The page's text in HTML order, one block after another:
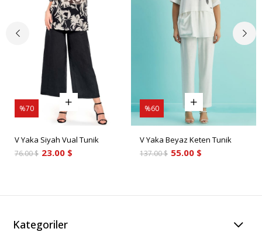
V Yaka Siyah Vual Tunik
23.00 $
76.00 $
%70
V Yaka Beyaz Keten Tunik
55.00 $
137.00 $
%60
Kategoriler